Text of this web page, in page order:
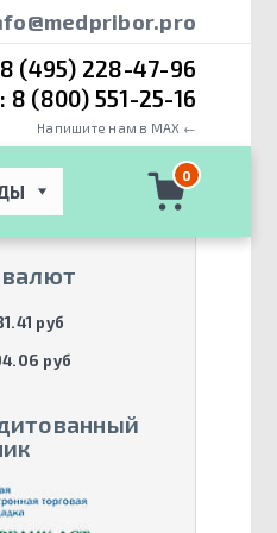
8 (495) 228-47-96
8 (800) 551-25-16
Напишите нам в MAX ←
0
Плюс (2)
руб
руб